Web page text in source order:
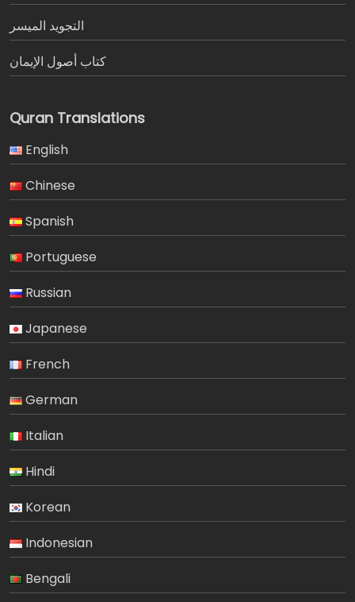
التجويد الميسر
كتاب أصول الإيمان
Quran Translations
English
Chinese
Spanish
Portuguese
Russian
Japanese
French
German
Italian
Hindi
Korean
Indonesian
Bengali